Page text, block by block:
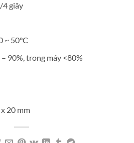
4 giây
~ 50°C
90%, trong máy <80%
20 mm